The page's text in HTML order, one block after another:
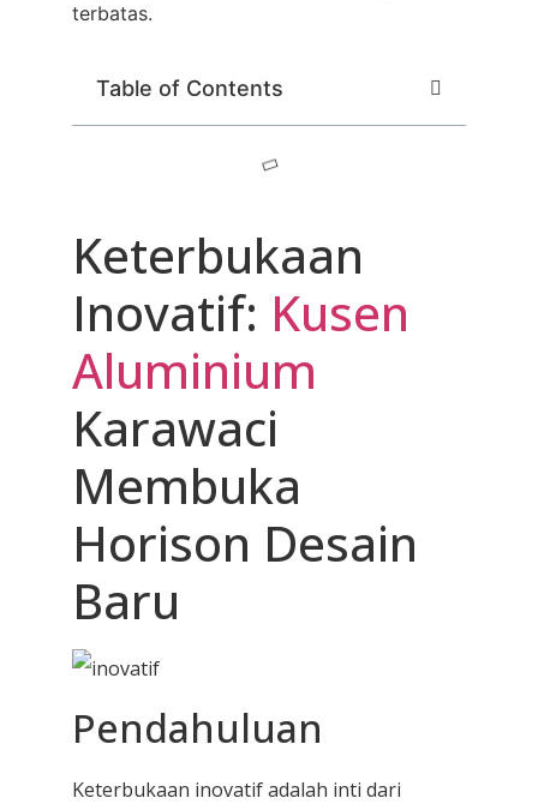
terbatas.
Table of Contents
Keterbukaan
Inovatif: Kusen
Aluminium
Karawaci
Membuka
Horison Desain
Baru
Pendahuluan
Keterbukaan inovatif adalah inti dari